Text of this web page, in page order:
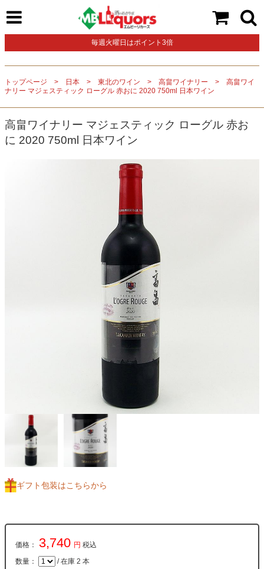
毎週火曜日はポイント3倍
トップページ 日本 東北のワイン 高畠ワイナリー
高畠ワイ
ナリー マジェスティック ローグル 赤おに 2020 750ml 日本ワイン
高畠ワイナリー マジェスティック ローグル 赤お
に 2020 750ml 日本ワイン
ギフト包装はこちらから
価格： 3,740 円 税込
数量： / 在庫 2 本